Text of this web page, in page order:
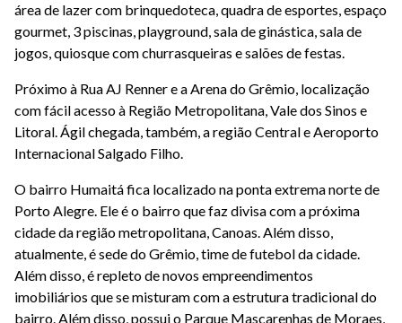
área de lazer com brinquedoteca, quadra de esportes, espaço
gourmet, 3 piscinas, playground, sala de ginástica, sala de
jogos, quiosque com churrasqueiras e salões de festas.
Próximo à Rua AJ Renner e a Arena do Grêmio, localização
com fácil acesso à Região Metropolitana, Vale dos Sinos e
Litoral. Ágil chegada, também, a região Central e Aeroporto
Internacional Salgado Filho.
O bairro Humaitá fica localizado na ponta extrema norte de
Porto Alegre. Ele é o bairro que faz divisa com a próxima
cidade da região metropolitana, Canoas. Além disso,
atualmente, é sede do Grêmio, time de futebol da cidade.
Além disso, é repleto de novos empreendimentos
imobiliários que se misturam com a estrutura tradicional do
bairro. Além disso, possui o Parque Mascarenhas de Moraes,